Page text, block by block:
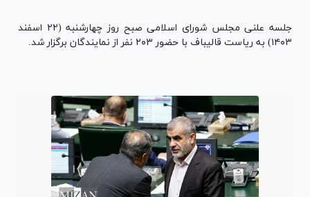
جلسه علنی مجلس شورای اسلامی صبح روز چهارشنبه (۲۲ اسفند
۱۴۰۳) به ریاست قالیباف با حضور ۲۰۳ نفر از نمایندگان برگزار شد.